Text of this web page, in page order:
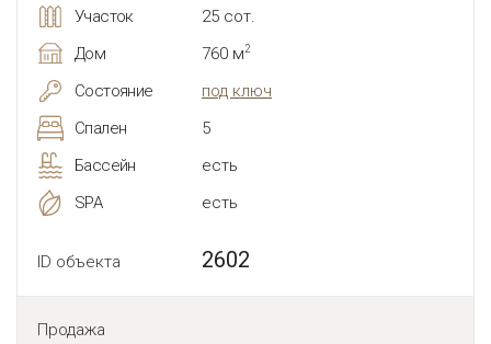
Участок
25 сот.
Дом
760 м2
Состояние
под ключ
Спален
5
Бассейн
есть
SPA
есть
ID объекта 2602
Продажа